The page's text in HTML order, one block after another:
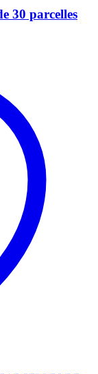
30 parcelles